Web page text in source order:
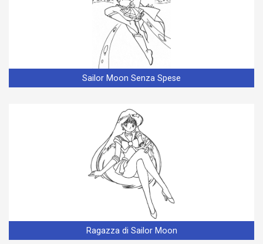
Sailor Moon Senza Spese
Ragazza di Sailor Moon